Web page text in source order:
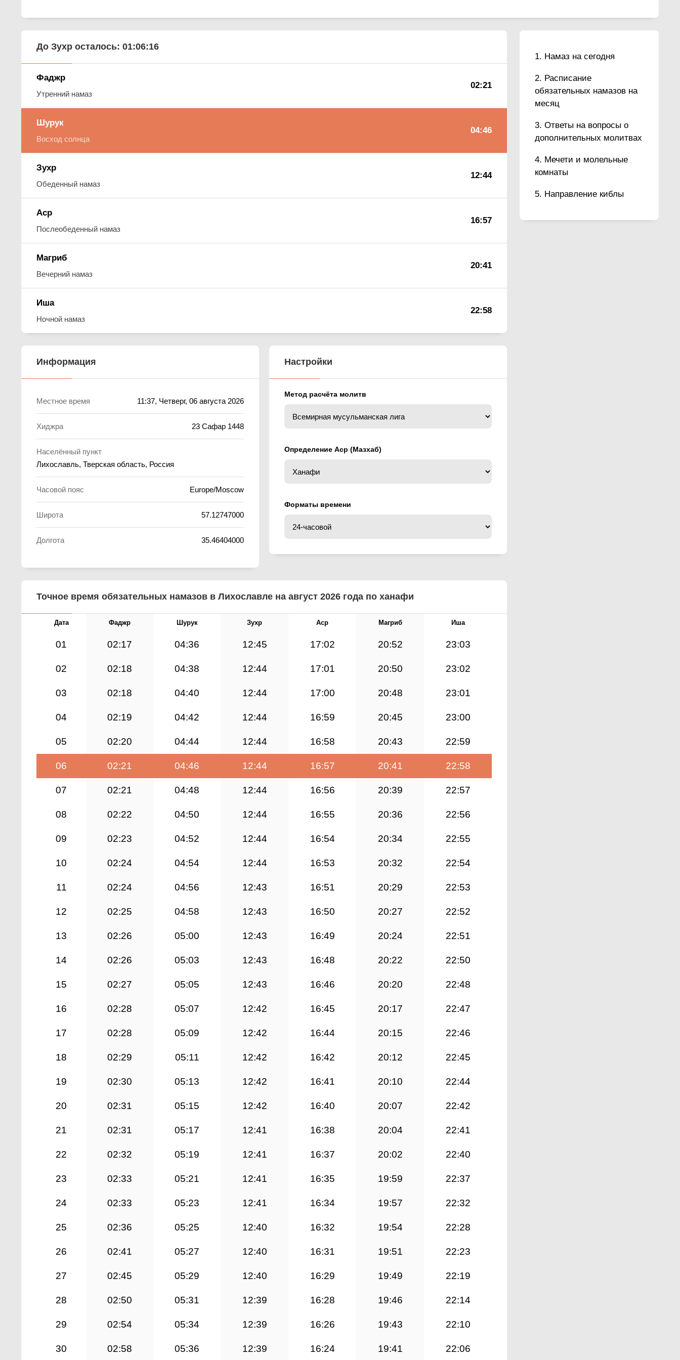
Намаз на сегодня
Расписание
обязательных намазов на
месяц
Ответы на вопросы о
дополнительных молитвах
Мечети и молельные
комнаты
Направление киблы
До Зухр осталось: 01:06:16
Фаджр
Утренний намаз
02:21
Шурук
Восход солнца
04:46
Зухр
Обеденный намаз
12:44
Аср
Послеобеденный намаз
16:57
Магриб
Вечерний намаз
20:41
Иша
Ночной намаз
22:58
Информация
Местное время 11:37, Четверг, 06 августа 2026
Хиджра 23 Сафар 1448
Населённый пункт
Лихославль, Тверская область, Россия
Часовой пояс Europe/Moscow
Широта 57.12747000
Долгота 35.46404000
Настройки
Метод расчёта молитв
Определение Аср (Мазхаб)
Форматы времени
Точное время обязательных намазов в Лихославле на август 2026 года по ханафи
Дата Фаджр Шурук Зухр Аср Магриб Иша
01 02:17 04:36 12:45 17:02 20:52 23:03
02 02:18 04:38 12:44 17:01 20:50 23:02
03 02:18 04:40 12:44 17:00 20:48 23:01
04 02:19 04:42 12:44 16:59 20:45 23:00
05 02:20 04:44 12:44 16:58 20:43 22:59
06 02:21 04:46 12:44 16:57 20:41 22:58
07 02:21 04:48 12:44 16:56 20:39 22:57
08 02:22 04:50 12:44 16:55 20:36 22:56
09 02:23 04:52 12:44 16:54 20:34 22:55
10 02:24 04:54 12:44 16:53 20:32 22:54
11 02:24 04:56 12:43 16:51 20:29 22:53
12 02:25 04:58 12:43 16:50 20:27 22:52
13 02:26 05:00 12:43 16:49 20:24 22:51
14 02:26 05:03 12:43 16:48 20:22 22:50
15 02:27 05:05 12:43 16:46 20:20 22:48
16 02:28 05:07 12:42 16:45 20:17 22:47
17 02:28 05:09 12:42 16:44 20:15 22:46
18 02:29 05:11 12:42 16:42 20:12 22:45
19 02:30 05:13 12:42 16:41 20:10 22:44
20 02:31 05:15 12:42 16:40 20:07 22:42
21 02:31 05:17 12:41 16:38 20:04 22:41
22 02:32 05:19 12:41 16:37 20:02 22:40
23 02:33 05:21 12:41 16:35 19:59 22:37
24 02:33 05:23 12:41 16:34 19:57 22:32
25 02:36 05:25 12:40 16:32 19:54 22:28
26 02:41 05:27 12:40 16:31 19:51 22:23
27 02:45 05:29 12:40 16:29 19:49 22:19
28 02:50 05:31 12:39 16:28 19:46 22:14
29 02:54 05:34 12:39 16:26 19:43 22:10
30 02:58 05:36 12:39 16:24 19:41 22:06